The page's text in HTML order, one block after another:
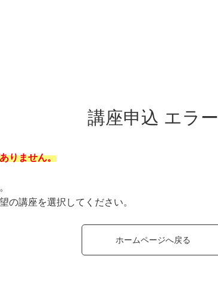
講座申込 エラー
りません。
の講座を選択してください。
ホームページへ戻る